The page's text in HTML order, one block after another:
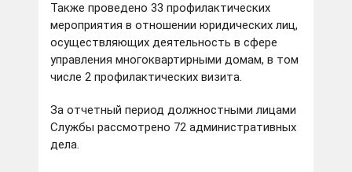
Также проведено 33 профилактических
мероприятия в отношении юридических лиц,
осуществляющих деятельность в сфере
управления многоквартирными домам, в том
числе 2 профилактических визита.
За отчетный период должностными лицами
Службы рассмотрено 72 административных
дела.